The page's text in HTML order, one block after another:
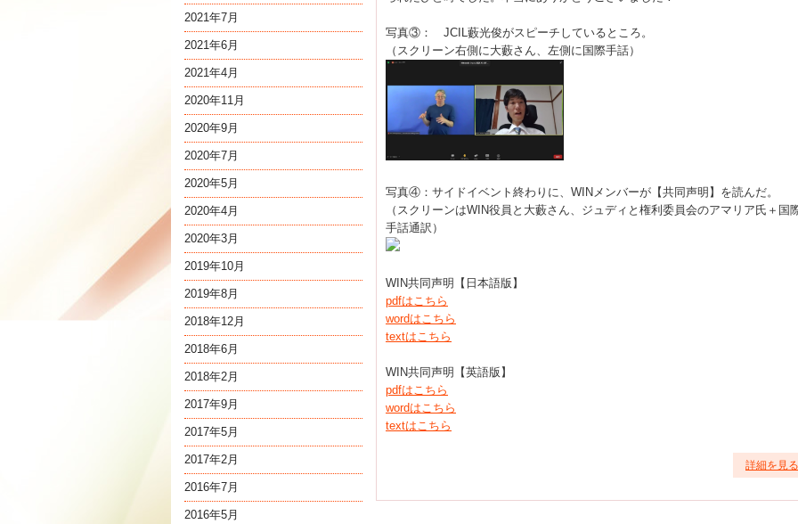
写真③： JCIL藪光俊がスピーチしているところ。
（スクリーン右側に大藪さん、左側に国際手話）
写真④：サイドイベント終わりに、WINメンバーが【共同声明】を読んだ。
（スクリーンはWIN役員と大藪さん、ジュディと権利委員会のアマリア氏＋国
手話通訳）
WIN共同声明【日本語版】
pdfはこちら
wordはこちら
textはこちら
WIN共同声明【英語版】
pdfはこちら
wordはこちら
textはこちら
詳細を見る
2021年7月
2021年6月
2021年4月
2020年11月
2020年9月
2020年7月
2020年5月
2020年4月
2020年3月
2019年10月
2019年8月
2018年12月
2018年6月
2018年2月
2017年9月
2017年5月
2017年2月
2016年7月
2016年5月